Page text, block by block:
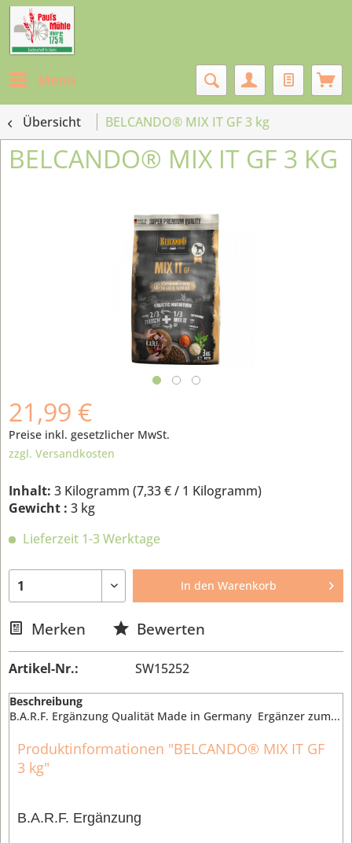
Menü
Übersicht BELCANDO® MIX IT GF 3 kg
BELCANDO® MIX IT GF 3 KG
21,99 €
Preise inkl. gesetzlicher MwSt.
zzgl. Versandkosten
Inhalt: 3 Kilogramm (7,33 €/ 1 Kilogramm)
Gewicht : 3 kg
Lieferzeit 1-3 Werktage
In den Warenkorb
Merken Bewerten
Artikel-Nr.: SW15252
Beschreibung
B.A.R.F. Ergänzung Qualität Made in Germany Ergänzer zum...
Produktinformationen "BELCANDO® MIX IT GF
3 kg"
B.A.R.F. Ergänzung